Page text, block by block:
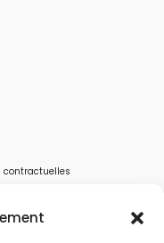
contractuelles
pour récupérer l’eau de
l’eau d’un forage,